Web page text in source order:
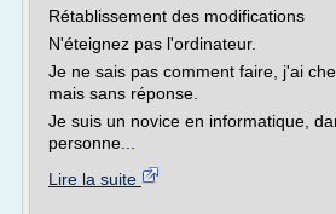
Rétablissement des modifications
N'éteignez pas l'ordinateur.
Je ne sais pas comment faire, j'ai
mais sans réponse.
Je suis un novice en informatique,
personne...
Lire la suite